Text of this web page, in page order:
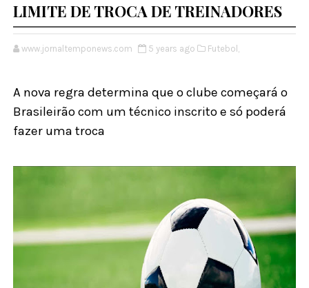
LIMITE DE TROCA DE TREINADORES
www.jornaltemponews.com 5 years ago Futebol,
A nova regra determina que o clube começará o
Brasileirão com um técnico inscrito e só poderá
fazer uma troca